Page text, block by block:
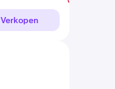
Verkopen